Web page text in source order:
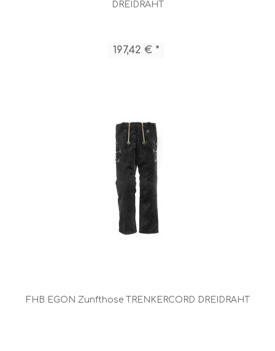
DREIDRAHT
197,42 € *
FHB EGON Zunfthose TRENKERCORD DREIDRAHT